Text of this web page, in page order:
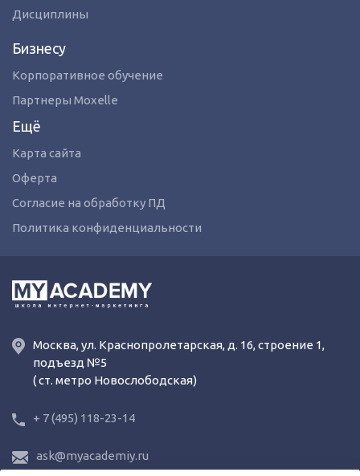
Дисциплины
Бизнесу
Корпоративное обучение
Партнеры Moxelle
Ещё
Карта сайта
Оферта
Согласие на обработку ПД
Политика конфиденциальности
Москва, ул. Краснопролетарская, д. 16, строение 1,
подъезд №5
( ст. метро Новослободская)
+ 7 (495) 118-23-14
ask@myacademiy.ru